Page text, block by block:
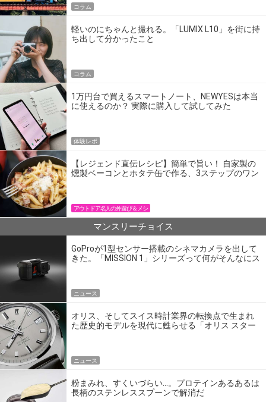
コラム
軽いのにちゃんと撮れる。「LUMIX L10」を街に持
ち出して分かったこと
コラム
1万円台で買えるスマートノート、NEWYESは本当
に使えるのか？ 実際に購入して試してみた
体験レポ
【レジェンド直伝レシピ】簡単で旨い！ 自家製の
燻製ベーコンとホタテ缶で作る、3ステップのワン
アウトドア名人の外遊び＆メシ
マンスリーチョイス
GoProが1型センサー搭載のシネマカメラを出して
きた。「MISSION 1」シリーズって何がそんなにス
ニュース
オリス、そしてスイス時計業界の転換点で生まれ
た歴史的モデルを現代に甦らせる「オリス スター
ニュース
粉まみれ、すくいづらい…。プロテインあるあるは
長柄のステンレススプーンで解消だ